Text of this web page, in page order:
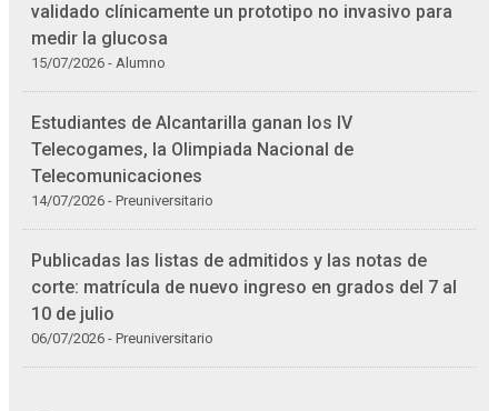
validado clínicamente un prototipo no invasivo para
medir la glucosa
15/07/2026 - Alumno
Estudiantes de Alcantarilla ganan los IV
Telecogames, la Olimpiada Nacional de
Telecomunicaciones
14/07/2026 - Preuniversitario
Publicadas las listas de admitidos y las notas de
corte: matrícula de nuevo ingreso en grados del 7 al
10 de julio
06/07/2026 - Preuniversitario